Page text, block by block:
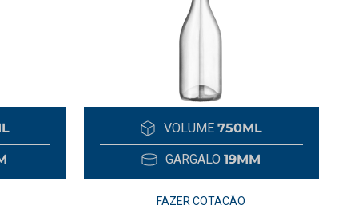
VOLUME 750ML
GARGALO 19MM
FAZER COTAÇÃO